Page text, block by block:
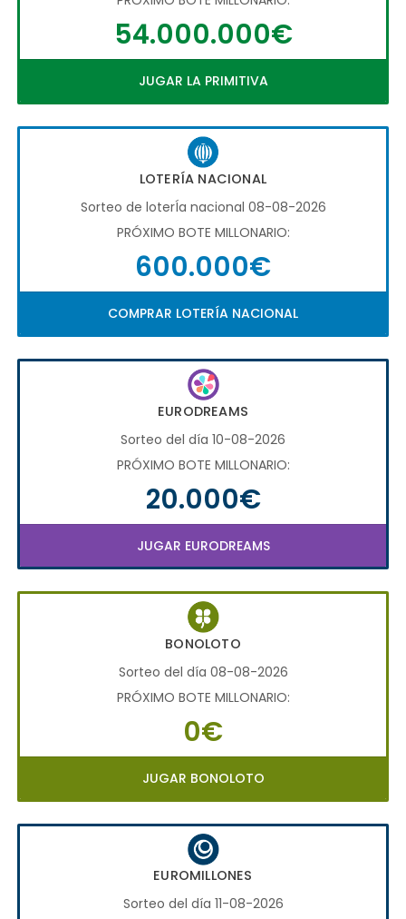
54.000.000€
JUGAR LA PRIMITIVA
LOTERÍA NACIONAL
Sorteo de loterÍa nacional 08-08-2026
PRÓXIMO BOTE MILLONARIO:
600.000€
COMPRAR LOTERÍA NACIONAL
EURODREAMS
Sorteo del día 10-08-2026
PRÓXIMO BOTE MILLONARIO:
20.000€
JUGAR EURODREAMS
BONOLOTO
Sorteo del día 08-08-2026
PRÓXIMO BOTE MILLONARIO:
0€
JUGAR BONOLOTO
EUROMILLONES
Sorteo del día 11-08-2026